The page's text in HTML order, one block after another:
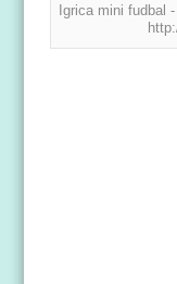
Igrica mini fudbal